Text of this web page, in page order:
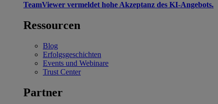
TeamViewer vermeldet hohe Akzeptanz des KI-Angebots.
Ressourcen
Blog
Erfolgsgeschichten
Events und Webinare
Trust Center
Partner